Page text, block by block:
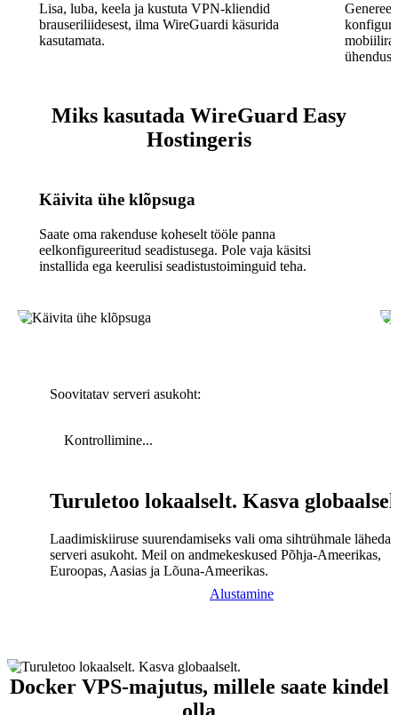
Lisa, luba, keela ja kustuta VPN-kliendid
brauseriliidesest, ilma WireGuardi käsurida
kasutamata.
ühendus
Miks kasutada WireGuard Easy
Hostingeris
Käivita ühe klõpsuga
Saate oma rakenduse koheselt tööle panna
eelkonfigureeritud seadistusega. Pole vaja käsitsi
installida ega keerulisi seadistustoiminguid teha.
Soovitatav serveri asukoht:
Kontrollimine...
Turuletoo lokaalselt. Kasva
Laadimiskiiruse suurendamiseks vali oma sihtrühmale lähedal
serveri asukoht. Meil on andmekeskused Põhja-Ameerikas,
Euroopas, Aasias ja Lõuna-Ameerikas.
Alustamine
Docker VPS-majutus, millele saate kindel
olla